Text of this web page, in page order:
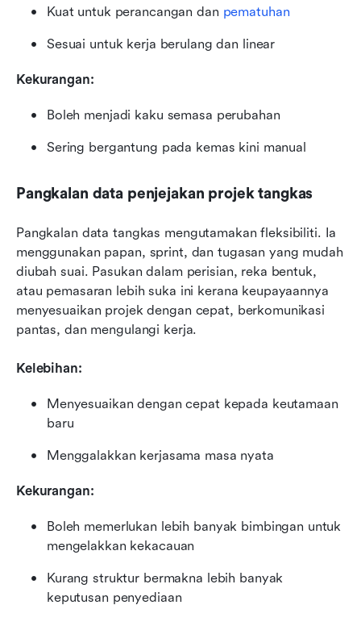
Kuat untuk perancangan dan pematuhan
Sesuai untuk kerja berulang dan linear
Kekurangan:
Boleh menjadi kaku semasa perubahan
Sering bergantung pada kemas kini manual
Pangkalan data penjejakan projek tangkas
Pangkalan data tangkas mengutamakan fleksibiliti. Ia
menggunakan papan, sprint, dan tugasan yang mudah
diubah suai. Pasukan dalam perisian, reka bentuk,
atau pemasaran lebih suka ini kerana keupayaannya
menyesuaikan projek dengan cepat, berkomunikasi
pantas, dan mengulangi kerja.
Kelebihan:
Menyesuaikan dengan cepat kepada keutamaan
baru
Menggalakkan kerjasama masa nyata
Kekurangan:
Boleh memerlukan lebih banyak bimbingan untuk
mengelakkan kekacauan
Kurang struktur bermakna lebih banyak
keputusan penyediaan